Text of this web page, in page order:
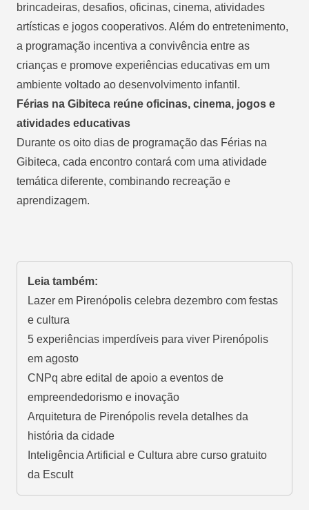
brincadeiras, desafios, oficinas, cinema, atividades
artísticas e jogos cooperativos. Além do entretenimento,
a programação incentiva a convivência entre as
crianças e promove experiências educativas em um
ambiente voltado ao desenvolvimento infantil.
Férias na Gibiteca reúne oficinas, cinema, jogos e
atividades educativas
Durante os oito dias de programação das Férias na
Gibiteca, cada encontro contará com uma atividade
temática diferente, combinando recreação e
aprendizagem.
Leia também:
Lazer em Pirenópolis celebra dezembro com festas
e cultura
5 experiências imperdíveis para viver Pirenópolis
em agosto
CNPq abre edital de apoio a eventos de
empreendedorismo e inovação
Arquitetura de Pirenópolis revela detalhes da
história da cidade
Inteligência Artificial e Cultura abre curso gratuito
da Escult